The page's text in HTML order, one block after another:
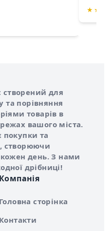
★ ★
створений для
порівняння
товарів в
вашого міста.
покупки та
створюючи
кожен день. З нами
дрібниці!
Компанія
Головна сторінка
Контакти